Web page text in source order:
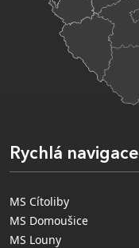
Rychlá navigace
MS Cítoliby
MS Domoušice
MS Louny